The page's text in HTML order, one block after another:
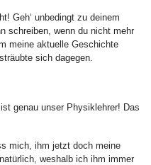
Geh‘ unbedingt zu deinem
schreiben, wenn du nicht mehr
meine aktuelle Geschichte
sich dagegen.
ist genau unser Physiklehrer! Das
mich, ihm jetzt doch meine
weshalb ich ihm immer